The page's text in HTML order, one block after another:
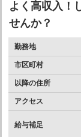
よく高収入！
せんか？
勤務地
市区町村
以降の住所
アクセス
給与補足